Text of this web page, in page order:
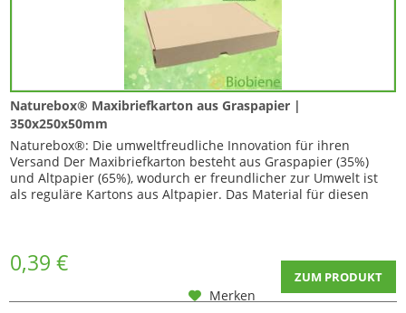
Naturebox® Maxibriefkarton aus Graspapier |
350x250x50mm
Naturebox®: Die umweltfreudliche Innovation für ihren
Versand Der Maxibriefkarton besteht aus Graspapier (35%)
und Altpapier (65%), wodurch er freundlicher zur Umwelt ist
als reguläre Kartons aus Altpapier. Das Material für diesen
0,39 € ZUM PRODUKT
Merken